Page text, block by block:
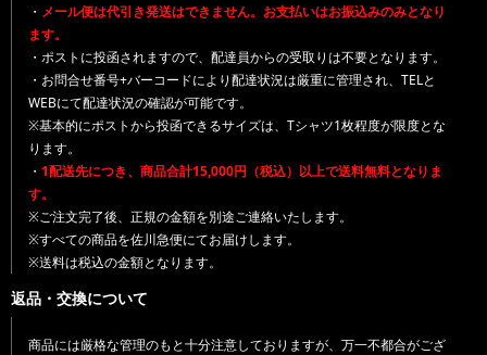
・ メール便は代引き発送はできません。お支払いはお振込みのみとなり
ます。
・ポストに投函されますので、配達員からの受取りは不要となります。
・お問合せ番号+バーコードにより配達状況は厳重に管理され、TELと
WEBにて配達状況の確認が可能です。
※基本的にポストから投函できるサイズは、Tシャツ1枚程度が限度とな
ります。
・ 1配送先につき、商品合計15,000円（税込）以上で送料無料となりま
す。
※ご注文完了後、正規の金額を別途ご連絡いたします。
※すべての商品を佐川急便にてお届けします。
※送料は税込の金額となります。
返品・交換について
商品には厳格な管理のもと十分注意しておりますが、万一不都合がござ